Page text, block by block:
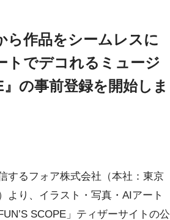
ら作品をシームレスに
トでデコれるミュージ
の事前登録を開始しま
するフォア株式会社（本社：東京
より、イラスト・写真・AIアート
SCOPE」ティザーサイトの公